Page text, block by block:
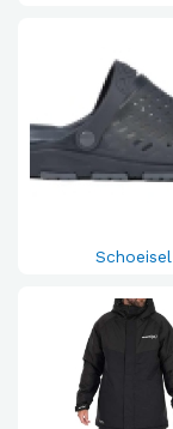
Schoeisel